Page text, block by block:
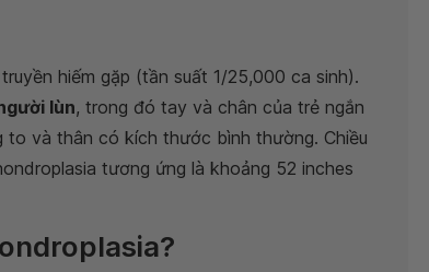
hiếm gặp (tần suất 1/25,000 ca sinh).
lùn, trong đó tay và chân của trẻ ngắn
và thân có kích thước bình thường. Chiều
tương ứng là khoảng 52 inches